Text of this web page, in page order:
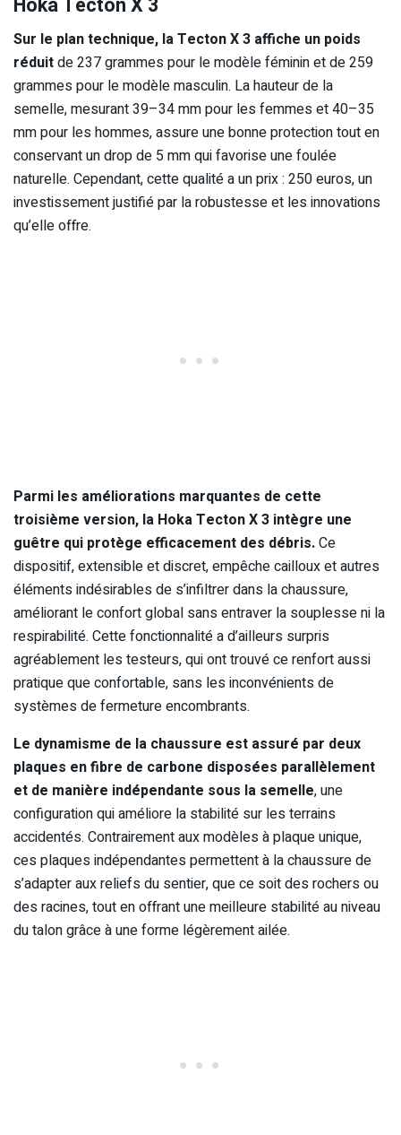
Sur le plan technique, la Tecton X 3 affiche un poids
réduitde 237 grammes pour le modèle féminin et de 259
grammes pour le modèle masculin. La hauteur de la
semelle, mesurant 39–34 mm pour les femmes et 40–35
mm pour les hommes, assure une bonne protection tout en
conservant un drop de 5 mm qui favorise une foulée
naturelle. Cependant, cette qualité a un prix : 250 euros, un
investissement justifié par la robustesse et les innovations
qu’elle offre.
Parmi les améliorations marquantes de cette
troisième version, la Hoka Tecton X 3 intègre une
guêtre qui protège efficacement des débris.Ce
dispositif, extensible et discret, empêche cailloux et autres
éléments indésirables de s’infiltrer dans la chaussure,
améliorant le confort global sans entraver la souplesse ni la
respirabilité. Cette fonctionnalité a d’ailleurs surpris
agréablement les testeurs, qui ont trouvé ce renfort aussi
pratique que confortable, sans les inconvénients de
systèmes de fermeture encombrants.
Le dynamisme de la chaussure est assuré par deux
plaques en fibre de carbone disposées parallèlement
et de manière indépendante sous la semelle, une
configuration qui améliore la stabilité sur les terrains
accidentés. Contrairement aux modèles à plaque unique,
ces plaques indépendantes permettent à la chaussure de
s’adapter aux reliefs du sentier, que ce soit des rochers ou
des racines, tout en offrant une meilleure stabilité au niveau
du talon grâce à une forme légèrement ailée.